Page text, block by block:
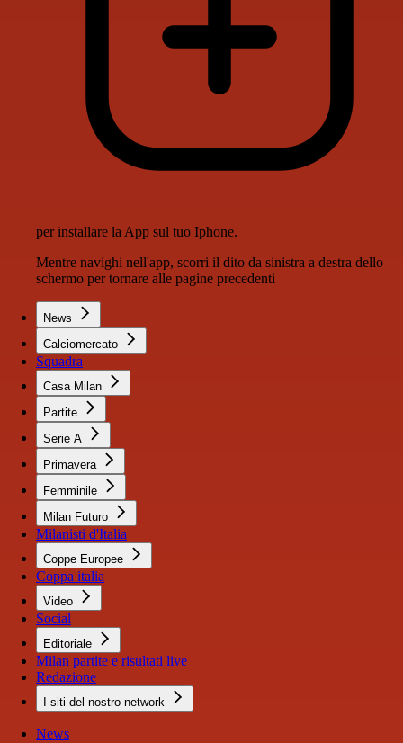
per installare la App sul tuo Iphone.
Mentre navighi nell'app, scorri il dito da sinistra a destra dello
schermo per tornare alle pagine precedenti
News
Calciomercato
Squadra
Casa Milan
Partite
Serie A
Primavera
Femminile
Milan Futuro
Milanisti d'Italia
Coppe Europee
Coppa italia
Video
Social
Editoriale
Milan partite e risultati live
Redazione
I siti del nostro network
News